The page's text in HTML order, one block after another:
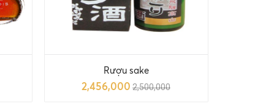
Rượu sake
2,456,000 2,500,000